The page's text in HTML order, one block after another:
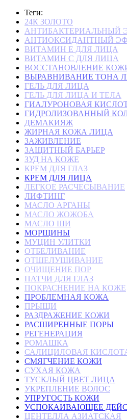
Теги:
24К ЗОЛОТО
АНТИБАКТЕРИАЛЬНЫЙ
АНТИОКСИДАНТНЫЙ
ВИТАМИН Е ДЛЯ ЛИЦА
ВИТАМИН С ДЛЯ ЛИЦА
ВОССТАНОВЛЕНИЕ
ВЫРАВНИВАНИЕ ТОНА
ГЕЛЬ ДЛЯ ЛИЦА
ГЕЛЬ ДЛЯ ЛИЦА И ТЕЛА
ГИАЛУРОНОВАЯ
ГИДРОЛИЗОВАННЫЙ
ДЕМАКИЯЖ
ЖИРНАЯ КОЖА ЛИЦА
ЗАЖИВЛЕНИЕ
ЗАЩИТНЫЙ БАРЬЕР
ЗУД НА КОЖЕ
КРЕМ ДЛЯ ГЛАЗ
КРЕМ ДЛЯ ЛИЦА
ЛЕГКОЕ РАСЧЕСЫВАНИЕ
ЛИФТИНГ
МАСЛО АРГАНЫ
МАСЛО ЖОЖОБА
МАСЛО ШИ
МОРЩИНЫ
МУЦИН УЛИТКИ
ОТБЕЛИВАНИЕ
ОТШЕЛУШИВАНИЕ
ОЧИЩЕНИЕ ПОР
ПАТЧИ ДЛЯ ГЛАЗ
ПОКРАСНЕНИЕ НА КОЖЕ
ПРОБЛЕМНАЯ КОЖА
ПРЫЩИ
РАЗДРАЖЕНИЕ КОЖИ
РАСШИРЕННЫЕ ПОРЫ
РЕГЕНЕРАЦИЯ
РОМАШКА
САЛИЦИЛОВАЯ
СМЯГЧЕНИЕ КОЖИ
СУХАЯ КОЖА
ТУСКЛЫЙ ЦВЕТ ЛИЦА
УКРЕПЛЕНИЕ ВОЛОС
УПРУГОСТЬ КОЖИ
УСПОКАИВАЮЩЕЕ
ЦЕНТЕЛЛА АЗИАТСКАЯ